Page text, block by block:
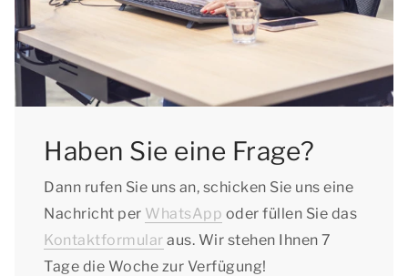
Haben Sie eine Frage?
Dann rufen Sie uns an, schicken Sie uns eine
Nachricht per WhatsApp oder füllen Sie das
Kontaktformular aus. Wir stehen Ihnen 7
Tage die Woche zur Verfügung!